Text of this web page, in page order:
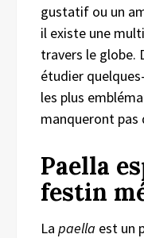
gustatif ou un
il existe une
travers le globe.
étudier
les plus
manqueront pas
Paella
festin
La paella est un